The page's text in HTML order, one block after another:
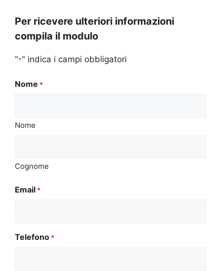
Per ricevere ulteriori informazioni
compila il modulo
"*" indica i campi obbligatori
Nome *
Nome
Cognome
Email *
Telefono *